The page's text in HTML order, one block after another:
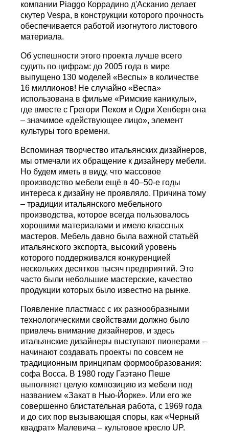
компании Piaggo Коррадино д'Асканио делает
скутер Vespa, в конструкции которого прочность
обеспечивается работой изогнутого листового
материала.
Об успешности этого проекта лучше всего
судить по цифрам: до 2005 года в мире
выпущено 130 моделей «Веспы» в количестве
16 миллионов! Не случайно «Веспа»
использована в фильме «Римские каникулы»,
где вместе с Грегори Пеком и Одри Хепберн она
– значимое «действующее лицо», элемент
культуры того времени.
Вспоминая творчество итальянских дизайнеров,
мы отмечали их обращение к дизайнеру мебели.
Но будем иметь в виду, что массовое
производство мебели ещё в 40–50-е годы
интереса к дизайну не проявляло. Причина тому
– традиции итальянского мебельного
производства, которое всегда пользовалось
хорошими материалами и имело классных
мастеров. Мебель давно была важной статьёй
итальянского экспорта, высокий уровень
которого поддерживался конкуренцией
нескольких десятков тысяч предприятий. Это
часто были небольшие мастерские, качество
продукции которых было известно на рынке.
Появление пластмасс с их разнообразными
технологическими свойствами должно было
привлечь внимание дизайнеров, и здесь
итальянские дизайнеры выступают пионерами –
начинают создавать проекты по совсем не
традиционным принципам формообразования:
софа Bocca. В 1980 году Гаэтано Пеше
выполняет целую композицию из мебели под
названием «Закат в Нью-Йорке». Или его же
совершенно блистательная работа, с 1969 года
и до сих пор вызывающая споры, как «Черный
квадрат» Малевича – культовое кресло UP.